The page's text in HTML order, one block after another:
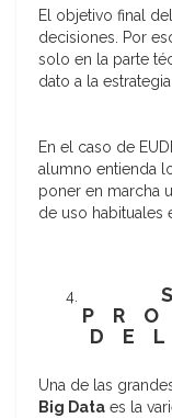
El objetivo final
decisiones. Por
solo en la parte
dato a la
En el caso de
alumno entienda
poner en marcha
de uso habituales
Una de las
Big Data es la